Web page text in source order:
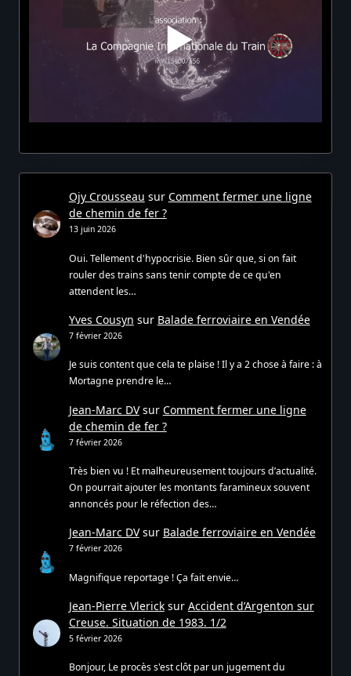
Ojy Crousseau sur Comment fermer une ligne
de chemin de fer ?
13 juin 2026
Oui. Tellement d'hypocrisie. Bien sûr que, si on fait
rouler des trains sans tenir compte de ce qu'en
attendent les…
Yves Cousyn sur Balade ferroviaire en Vendée
7 février 2026
Je suis content que cela te plaise ! Il y a 2 chose à faire : à
Mortagne prendre le…
Jean-Marc DVsur Comment fermer une ligne
de chemin de fer ?
7 février 2026
Très bien vu ! Et malheureusement toujours d’actualité.
On pourrait ajouter les montants faramineux souvent
annoncés pour le réfection des…
Jean-Marc DVsur Balade ferroviaire en Vendée
7 février 2026
Magnifique reportage ! Ça fait envie…
Jean-Pierre Vlericksur Accident d’Argenton sur
Creuse. Situation de 1983. 1/2
5 février 2026
Bonjour, Le procès s'est clôt par un jugement du